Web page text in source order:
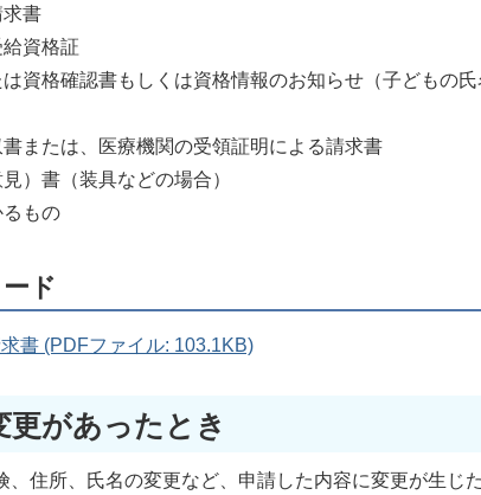
書
資格証
資格確認書もしくは資格情報のお知らせ（子どもの
または、医療機関の受領証明による請求書
）書（装具などの場合）
もの
ド
書 (PDFファイル: 103.1KB)
更があったとき
、住所、氏名の変更など、申請した内容に変更が生じ